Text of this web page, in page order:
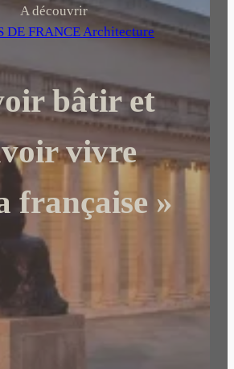
A découvrir
DE FRANCE Architecture
bâtir et
vivre
française »